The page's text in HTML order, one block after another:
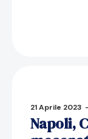
21 Aprile 2023 -
Napoli,